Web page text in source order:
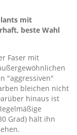
mit
beste Wahl
Faser mit
"aggressiven"
bleichen nicht
hinaus ist
Grad) hält ihn